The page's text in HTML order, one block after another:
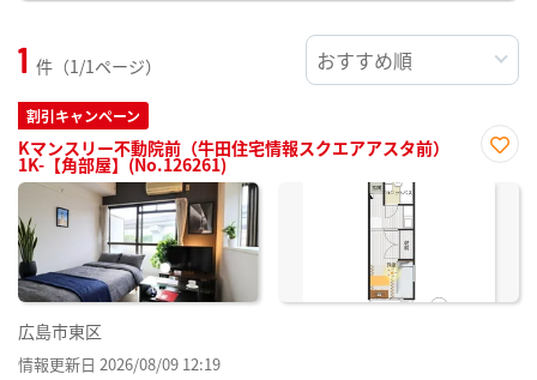
1 件（1/1ページ）
割引キャンペーン
Kマンスリー不動院前（牛田住宅情報スクエアアスタ前）
1K-【角部屋】(No.126261)
に入
広島市東区
情報更新日 2026/08/09 12:19